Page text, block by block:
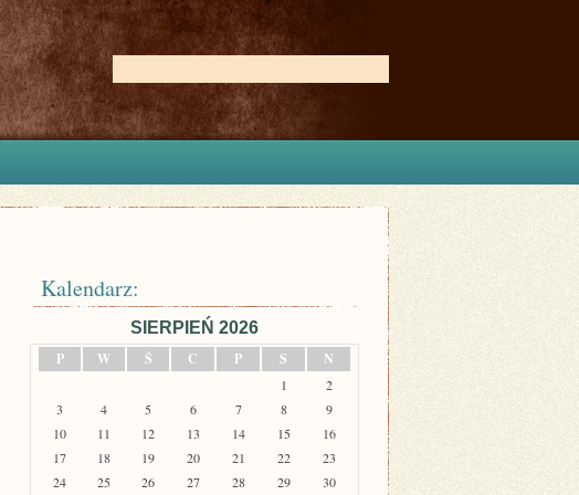
Kalendarz:
SIERPIEŃ 2026
P
W Ś C P S N
1
2
3
4 5 6 7 8
9
10
11 12 13 14 15
16
17
18 19 20 21 22
23
24
25 26 27 28 29
30